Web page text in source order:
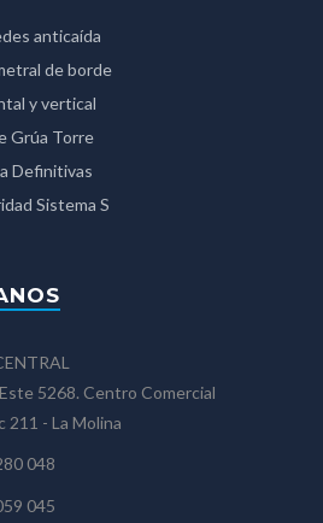
anticaída
de borde
y vertical
Grúa Torre
Definitivas
Sistema S
5268. Centro Comercial
211 - La Molina
048
045